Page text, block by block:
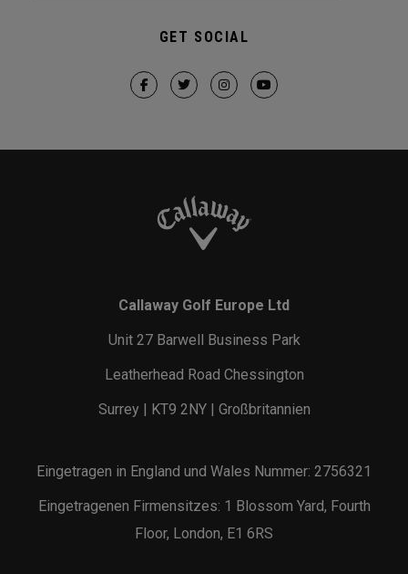
GET SOCIAL
Callaway Golf Europe Ltd
Unit 27 Barwell Business Park
Leatherhead Road Chessington
Surrey | KT9 2NY | Großbritannien
Eingetragen in England und Wales Nummer: 2756321
Eingetragenen Firmensitzes: 1 Blossom Yard, Fourth
Floor, London, E1 6RS